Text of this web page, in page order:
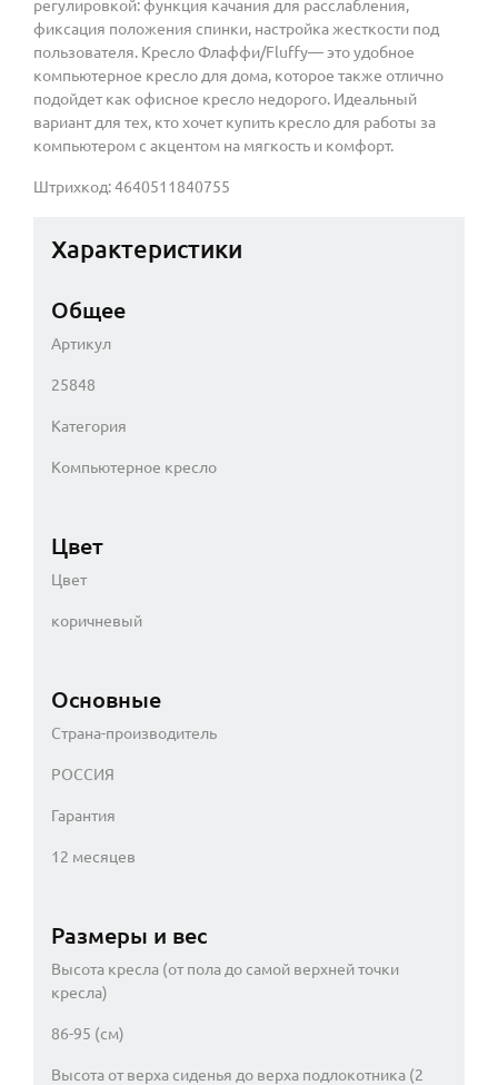
регулировкой: функция качания для расслабления,
фиксация положения спинки, настройка жесткости под
пользователя. Кресло Флаффи/Fluffy— это удобное
компьютерное кресло для дома, которое также отлично
подойдет как офисное кресло недорого. Идеальный
вариант для тех, кто хочет купить кресло для работы за
компьютером с акцентом на мягкость и комфорт.
Штрихкод: 4640511840755
Характеристики
Общее
Артикул
25848
Категория
Компьютерное кресло
Цвет
Цвет
коричневый
Основные
Страна-производитель
РОССИЯ
Гарантия
12 месяцев
Размеры и вес
Высота кресла (от пола до самой верхней точки
кресла)
86-95 (см)
Высота от верха сиденья до верха подлокотника (2